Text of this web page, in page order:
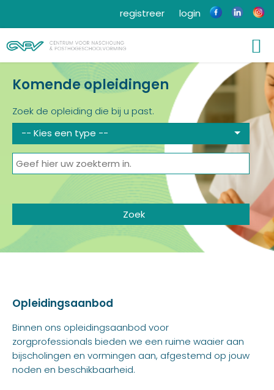
login
registreer
Komende opleidingen
Zoek de opleiding die bij u past.
-- Kies een type --
Opleidingsaanbod
Binnen ons opleidingsaanbod voor
zorgprofessionals bieden we een ruime waaier aan
bijscholingen en vormingen aan, afgestemd op jouw
noden en beschikbaarheid.